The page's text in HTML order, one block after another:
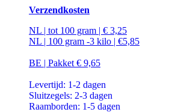
Verzendkosten
NL | tot 100 gram | € 3,25
NL | 100 gram -3 kilo | €5,85
BE | Pakket € 9,65
Levertijd: 1-2 dagen
Sluitzegels: 2-3 dagen
Raamborden: 1-5 dagen